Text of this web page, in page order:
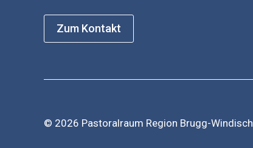
Zum Kontakt
© 2026 Pastoralraum Region Brugg-Windisch